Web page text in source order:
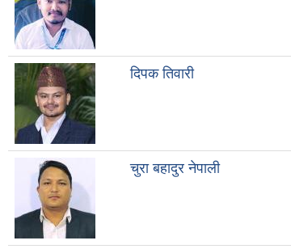
दिपक तिवारी
चुरा बहादुर नेपाली